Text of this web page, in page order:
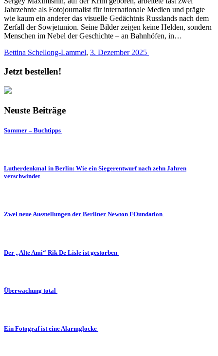
Jahrzehnte als Fotojournalist für internationale Medien und prägte
wie kaum ein anderer das visuelle Gedächtnis Russlands nach dem
Zerfall der Sowjetunion. Seine Bilder zeigen keine Helden, sondern
Menschen im Nebel der Geschichte – an Bahnhöfen, in…
Bettina Schellong-Lammel, 3. Dezember 2025
Jetzt bestellen!
Neuste Beiträge
Sommer – Buchtipps
Lutherdenkmal in Berlin: Wie ein Siegerentwurf nach zehn Jahren
verschwindet
Zwei neue Ausstellungen der Berliner Newton FOundation
Der „Alte Ami“ Rik De Lisle ist gestorben
Überwachung total
Ein Fotograf ist eine Alarmglocke